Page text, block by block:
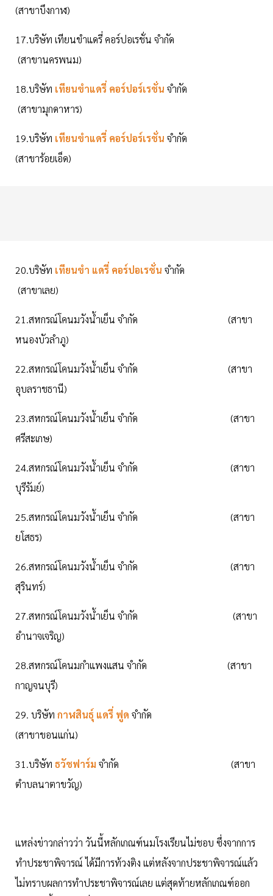
(สาขาบึงกาฬ)
17.บริษัท เทียนขำแดรี่ คอร์ปอเรชั่น จำกัด
(สาขานครพนม)
18.บริษัท เทียนขำแดรี่ คอร์ปอร์เรชั่น จำกัด
(สาขามุกดาหาร)
19.บริษัท เทียนขำแดรี่ คอร์ปอร์เรชั่น จำกัด
(สาขาร้อยเอ็ด)
20.บริษัท เทียนขำ แดรี่ คอร์ปอเรชั่น จำกัด
(สาขาเลย)
21.สหกรณ์โคนมวังน้ำเย็น จำกัด (สาขา
หนองบัวลำภู)
22.สหกรณ์โคนมวังน้ำเย็น จำกัด (สาขา
อุบลราชธานี)
23.สหกรณ์โคนมวังน้ำเย็น จำกัด (สาขา
ศรีสะเกษ)
24.สหกรณ์โคนมวังน้ำเย็น จำกัด (สาขา
บุรีรัมย์)
25.สหกรณ์โคนมวังน้ำเย็น จำกัด (สาขา
ยโสธร)
26.สหกรณ์โคนมวังน้ำเย็น จำกัด (สาขา
สุรินทร์)
27.สหกรณ์โคนมวังน้ำเย็น จำกัด (สาขา
อำนาจเจริญ)
28.สหกรณ์โคนมกำแพงแสน จำกัด (สาขา
กาญจนบุรี)
29. บริษัท กาฬสินธุ์ แดรี่ ฟูด จำกัด
(สาขาขอนแก่น)
31.บริษัท ธวัชฟาร์ม จำกัด (สาขา
ตำบลนาตาขวัญ)
แหล่งข่าวกล่าวว่า วันนี้หลักเกณฑ์นมโรงเรียนไม่ชอบ ซึ่งจากการ
ทำประชาพิจารณ์ ได้มีการท้วงติง แต่หลังจากประชาพิจารณ์แล้ว
ไม่ทราบผลการทำประชาพิจารณ์เลย แต่สุดท้ายหลักเกณฑ์ออก